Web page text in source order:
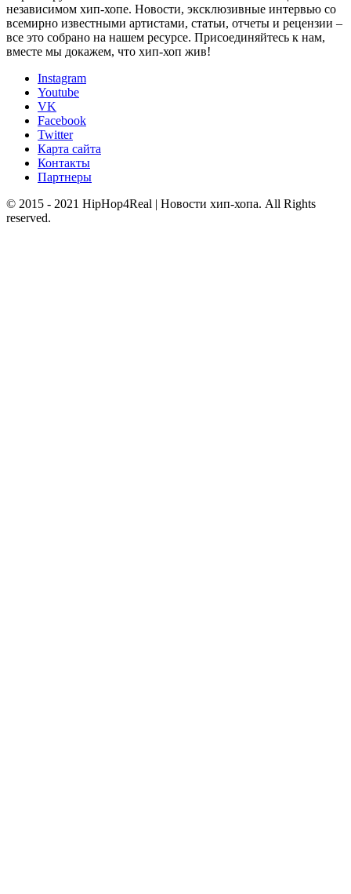
независимом хип-хопе. Новости, эксклюзивные интервью со
всемирно известными артистами, статьи, отчеты и рецензии –
все это собрано на нашем ресурсе. Присоединяйтесь к нам,
вместе мы докажем, что хип-хоп жив!
Instagram
Youtube
VK
Facebook
Twitter
Карта сайта
Контакты
Партнеры
© 2015 - 2021 HipHop4Real | Новости хип-хопа. All Rights
reserved.